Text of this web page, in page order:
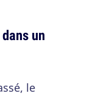
un
le